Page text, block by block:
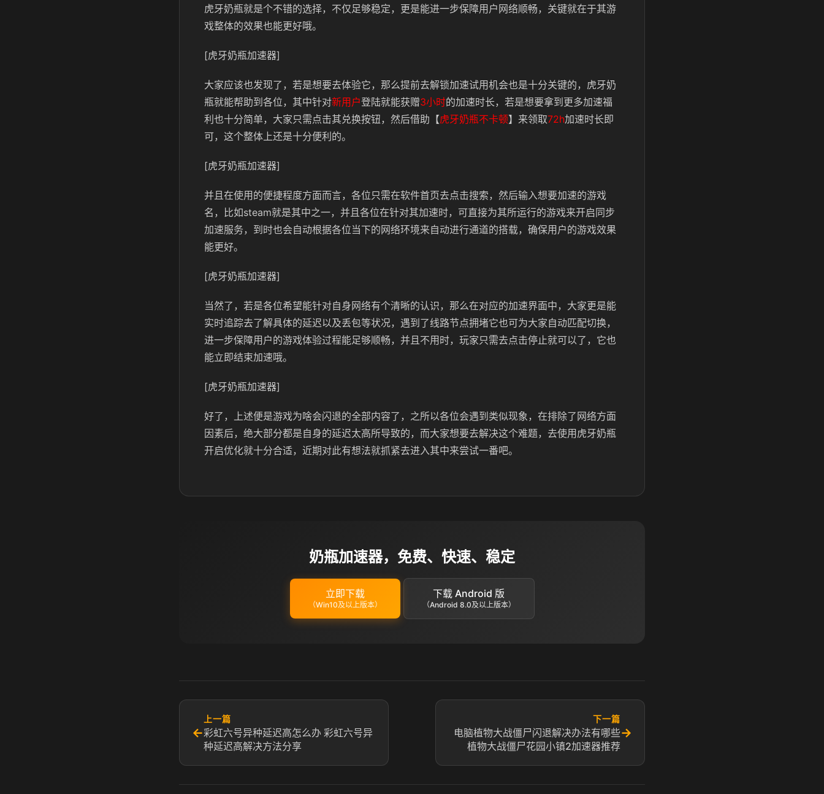
虎牙奶瓶就是个不错的选择，不仅足够稳定，更是能进一步保障用户网络顺畅，关键就在于其游
戏整体的效果也能更好哦。
[虎牙奶瓶加速器]
大家应该也发现了，若是想要去体验它，那么提前去解锁加速试用机会也是十分关键的，虎牙奶
瓶就能帮助到各位，其中针对新用户登陆就能获赠3小时的加速时长，若是想要拿到更多加速福
利也十分简单，大家只需点击其兑换按钮，然后借助【虎牙奶瓶不卡顿】来领取72h加速时长即
可，这个整体上还是十分便利的。
[虎牙奶瓶加速器]
并且在使用的便捷程度方面而言，各位只需在软件首页去点击搜索，然后输入想要加速的游戏
名，比如steam就是其中之一，并且各位在针对其加速时，可直接为其所运行的游戏来开启同步
加速服务，到时也会自动根据各位当下的网络环境来自动进行通道的搭载，确保用户的游戏效果
能更好。
[虎牙奶瓶加速器]
当然了，若是各位希望能针对自身网络有个清晰的认识，那么在对应的加速界面中，大家更是能
实时追踪去了解具体的延迟以及丢包等状况，遇到了线路节点拥堵它也可为大家自动匹配切换，
进一步保障用户的游戏体验过程能足够顺畅，并且不用时，玩家只需去点击停止就可以了，它也
能立即结束加速哦。
[虎牙奶瓶加速器]
好了，上述便是游戏为啥会闪退的全部内容了，之所以各位会遇到类似现象，在排除了网络方面
因素后，绝大部分都是自身的延迟太高所导致的，而大家想要去解决这个难题，去使用虎牙奶瓶
开启优化就十分合适，近期对此有想法就抓紧去进入其中来尝试一番吧。
奶瓶加速器，免费、快速、稳定
立即下载
（Win10及以上版本）
下载 Android 版
（Android 8.0及以上版本）
←
上一篇
彩虹六号异种延迟高怎么办 彩虹六号异
种延迟高解决方法分享
下一篇
电脑植物大战僵尸闪退解决办法有哪些
植物大战僵尸花园小镇2加速器推荐
→